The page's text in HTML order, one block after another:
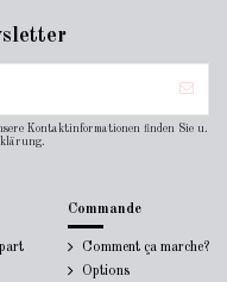
Kontaktinformationen finden Sie u.
Commande
Comment ça marche?
Options